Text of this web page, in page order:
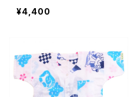
き 木綿晒 星柄入り豆絞
り 白×水色＆ピンク 子
職人の仕立てシャツ てぬ
ぐいシャツ 濱いちシャツ
焼津 浜通り 港町
¥4,400